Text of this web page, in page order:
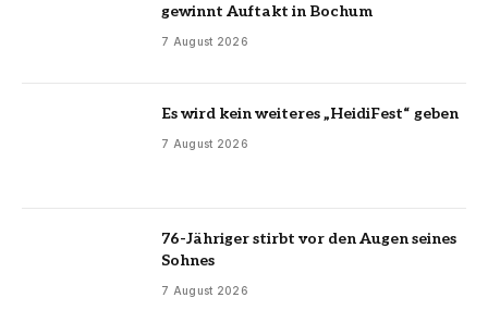
gewinnt Auftakt in Bochum
7 August 2026
Es wird kein weiteres „HeidiFest“ geben
7 August 2026
76-Jähriger stirbt vor den Augen seines
Sohnes
7 August 2026